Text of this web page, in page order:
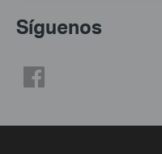
Síguenos